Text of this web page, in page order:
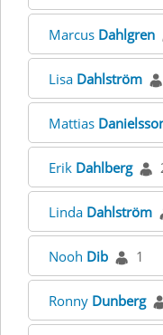
Marcus Dahlgren
Lisa Dahlström
Mattias
Erik Dahlberg
Linda Dahlström
Nooh Dib 1
Ronny Dunberg